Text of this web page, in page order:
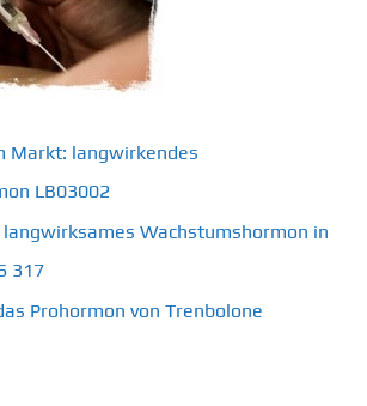
Markt: langwirkendes
LB03002
Wachstumshormon in
317
Prohormon von Trenbolone